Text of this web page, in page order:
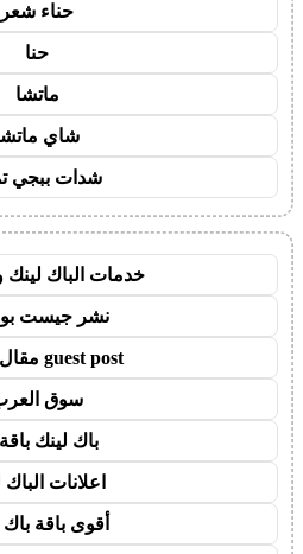
حناء شعر
حنا
ماتشا
شاي
شدات ببجي
خدمات الباك
نشر جيست
guest post مقال ضيف
سوق
باك لينك باقة 20
اعلانات
أقوى باقة باك